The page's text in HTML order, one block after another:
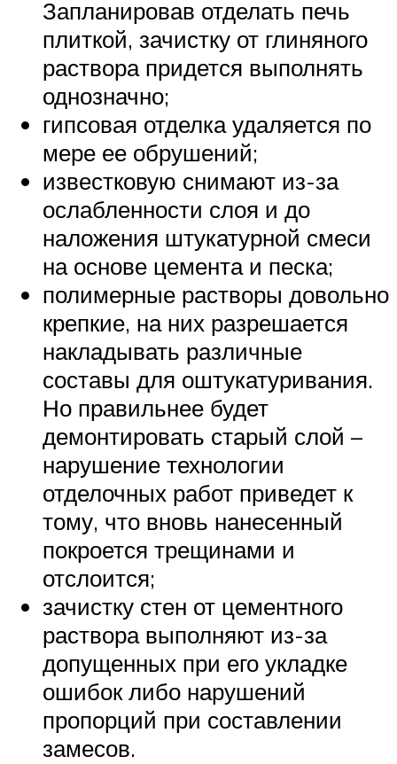
Запланировав отделать печь
плиткой, зачистку от глиняного
раствора придется выполнять
однозначно;
гипсовая отделка удаляется по
мере ее обрушений;
известковую снимают из-за
ослабленности слоя и до
наложения штукатурной смеси
на основе цемента и песка;
полимерные растворы довольно
крепкие, на них разрешается
накладывать различные
составы для оштукатуривания.
Но правильнее будет
демонтировать старый слой –
нарушение технологии
отделочных работ приведет к
тому, что вновь нанесенный
покроется трещинами и
отслоится;
зачистку стен от цементного
раствора выполняют из-за
допущенных при его укладке
ошибок либо нарушений
пропорций при составлении
замесов.